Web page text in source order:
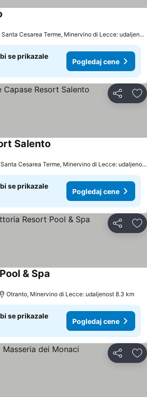
Santa Cesarea Terme, Minervino di Lecce:
se prikazale
Pogledaj cene
Deli
Salento
Santa Cesarea Terme, Minervino di Lecce:
se prikazale
Pogledaj cene
Deli
& Spa
Otranto, Minervino di Lecce: udaljenost 8.3 km
se prikazale
Pogledaj cene
Deli